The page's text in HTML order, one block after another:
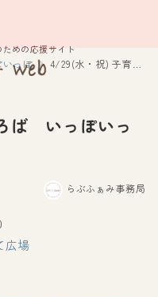
めの応援サイト
いっぽ 4/29(水・祝) 子育てひろば いっぽいっぽ
ば いっぽいっ
らぶふぁみ事務局
広場